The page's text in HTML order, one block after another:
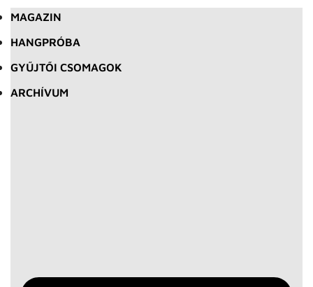
MAGAZIN
HANGPRÓBA
GYŰJTŐI CSOMAGOK
ARCHÍVUM